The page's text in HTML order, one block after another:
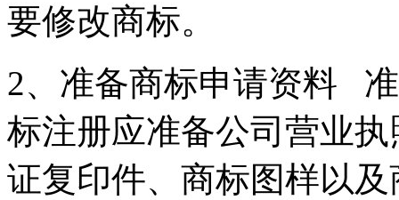
要修改商标。
2、准备商标申请资料
标注册应准备公司营业
证复印件、商标图样以